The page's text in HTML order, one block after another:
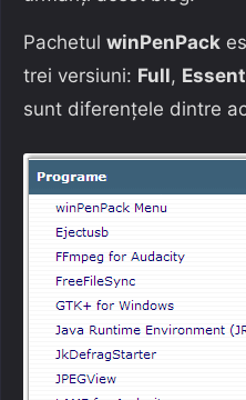
Pachetul winPenPack
trei versiuni: Full,
sunt diferențele dintre